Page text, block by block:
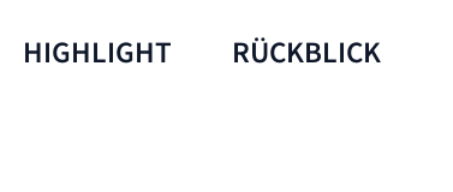
HIGHLIGHT RÜCKBLICK